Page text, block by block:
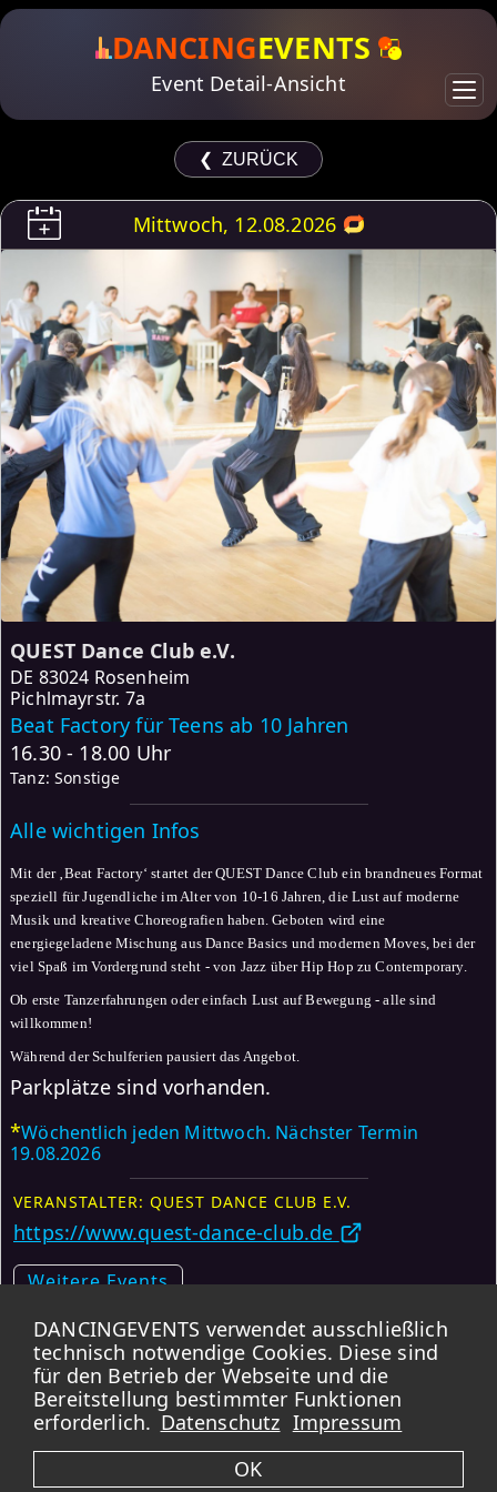
DANCINGEVENTS
Event Detail-Ansicht
❮ ZURÜCK
Mittwoch, 12.08.2026
QUEST Dance Club e.V.
DE 83024 Rosenheim
Pichlmayrstr. 7a
Beat Factory für Teens ab 10 Jahren
16.30 - 18.00 Uhr
Tanz: Sonstige
Alle wichtigen Infos
Mit der ‚Beat Factory‘ startet der QUEST Dance Club ein brandneues Format
speziell für Jugendliche im Alter von 10-16 Jahren, die Lust auf moderne
Musik und kreative Choreografien haben. Geboten wird eine
energiegeladene Mischung aus Dance Basics und modernen Moves, bei der
viel Spaß im Vordergrund steht - von Jazz über Hip Hop zu Contemporary.
Ob erste Tanzerfahrungen oder einfach Lust auf Bewegung - alle sind
willkommen!
Während der Schulferien pausiert das Angebot.
Parkplätze sind vorhanden.
*Wöchentlich jeden Mittwoch. Nächster Termin
19.08.2026
VERANSTALTER: QUEST DANCE CLUB E.V.
https://www.quest-dance-club.de
Weitere Events
Karte
DANCINGEVENTS übernimmt KEINE GARANTIE für die Korrektheit der
Daten.Bei Wiederholungsterminen kann es vorkommen, dass Feiertage und
Ferien ausgeschlossen sind. Bitte immer zusätzlich die verlinkten Webseiten
Datenschutz -
DANCINGEVENTS verwendet ausschließlich
technisch notwendige Cookies. Diese sind
für den Betrieb der Webseite und die
Bereitstellung bestimmter Funktionen
erforderlich. Datenschutz Impressum
OK